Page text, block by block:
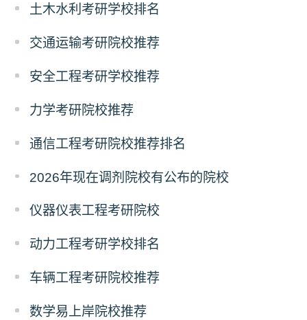
土木水利考研学校排名
交通运输考研院校推荐
安全工程考研学校推荐
力学考研院校推荐
通信工程考研院校推荐排名
2026年现在调剂院校有公布的院校
仪器仪表工程考研院校
动力工程考研学校排名
车辆工程考研院校推荐
数学易上岸院校推荐